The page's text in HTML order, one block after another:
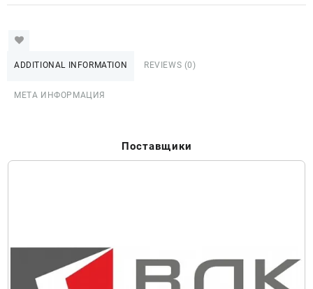
ADDITIONAL INFORMATION REVIEWS (0)
МЕТА ИНФОРМАЦИЯ
Поставщики